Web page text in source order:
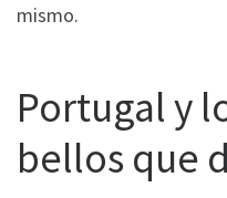
mismo.
Portugal y
bellos que